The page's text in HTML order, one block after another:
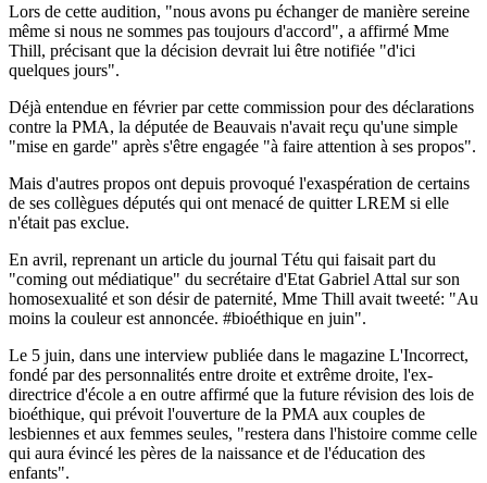
Lors de cette audition, "nous avons pu échanger de manière sereine
même si nous ne sommes pas toujours d'accord", a affirmé Mme
Thill, précisant que la décision devrait lui être notifiée "d'ici
quelques jours".
Déjà entendue en février par cette commission pour des déclarations
contre la PMA, la députée de Beauvais n'avait reçu qu'une simple
"mise en garde" après s'être engagée "à faire attention à ses propos".
Mais d'autres propos ont depuis provoqué l'exaspération de certains
de ses collègues députés qui ont menacé de quitter LREM si elle
n'était pas exclue.
En avril, reprenant un article du journal Tétu qui faisait part du
"coming out médiatique" du secrétaire d'Etat Gabriel Attal sur son
homosexualité et son désir de paternité, Mme Thill avait tweeté: "Au
moins la couleur est annoncée. #bioéthique en juin".
Le 5 juin, dans une interview publiée dans le magazine L'Incorrect,
fondé par des personnalités entre droite et extrême droite, l'ex-
directrice d'école a en outre affirmé que la future révision des lois de
bioéthique, qui prévoit l'ouverture de la PMA aux couples de
lesbiennes et aux femmes seules, "restera dans l'histoire comme celle
qui aura évincé les pères de la naissance et de l'éducation des
enfants".